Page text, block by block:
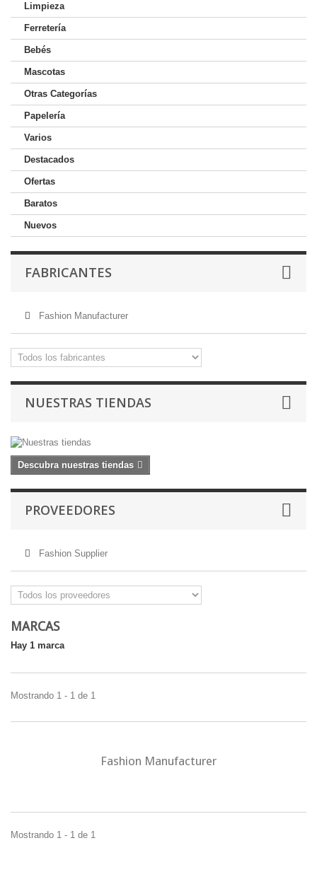
Limpieza
Ferretería
Bebés
Mascotas
Otras Categorías
Papelería
Varios
Destacados
Ofertas
Baratos
Nuevos
FABRICANTES
Fashion Manufacturer
NUESTRAS TIENDAS
Descubra nuestras tiendas
PROVEEDORES
Fashion Supplier
MARCAS
Hay 1 marca
Mostrando 1 - 1 de 1
Fashion Manufacturer
Mostrando 1 - 1 de 1